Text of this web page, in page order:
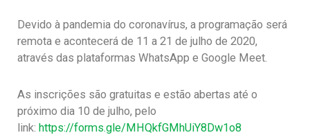
Devido à pandemia do coronavírus, a programação será
remota e acontecerá de 11 a 21 de julho de 2020,
através das plataformas WhatsApp e Google Meet.
As inscrições são gratuitas e estão abertas até o
próximo dia 10 de julho, pelo
link: https://forms.gle/MHQkfGMhUiY8Dw1o8